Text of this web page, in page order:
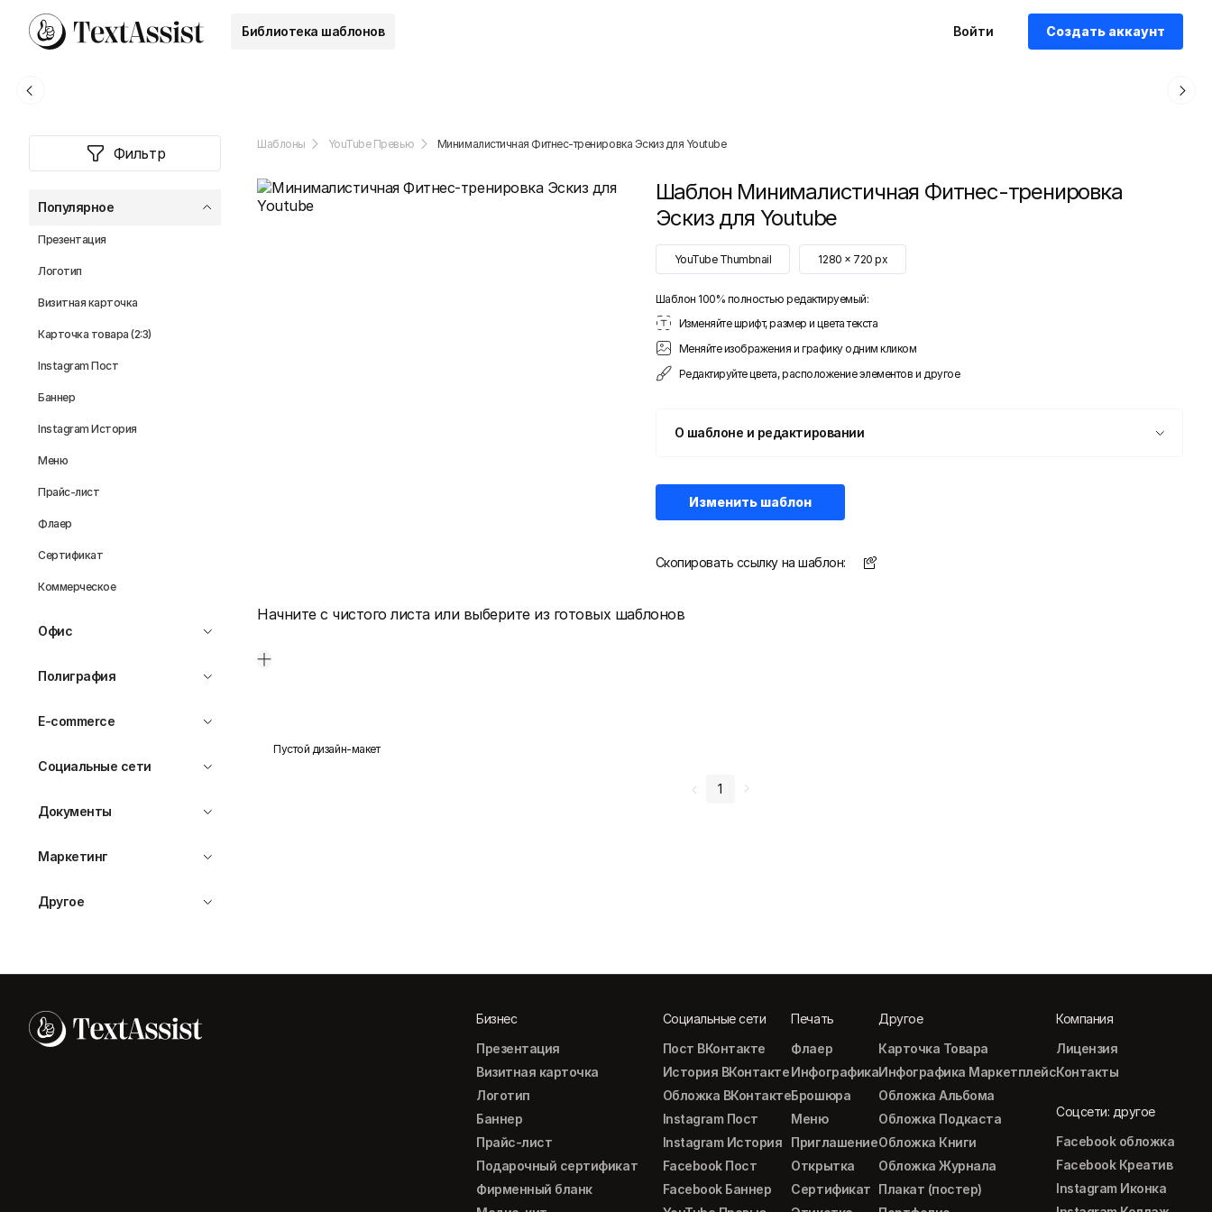
Библиотека шаблонов Войти Создать аккаунт
Фильтр
Популярное
Презентация
Логотип
Визитная карточка
Карточка товара (2:3)
Instagram Пост
Баннер
Instagram История
Меню
Прайс-лист
Флаер
Сертификат
Коммерческое
Офис
Полиграфия
E-commerce
Социальные сети
Документы
Маркетинг
Другое
Шаблоны YouTube Превью Минималистичная Фитнес-тренировка Эскиз для Youtube
Шаблон Минималистичная Фитнес-тренировка
Эскиз для Youtube
YouTube Thumbnail 1280 x 720 px
Шаблон 100% полностью редактируемый:
Изменяйте шрифт, размер и цвета текста
Меняйте изображения и графику одним кликом
Редактируйте цвета, расположение элементов и другое
О шаблоне и редактировании
Изменить шаблон
Скопировать ссылку на шаблон:
Начните с чистого листа или выберите из готовых шаблонов
Пустой дизайн-макет
1
Бизнес
Презентация
Визитная карточка
Логотип
Баннер
Прайс-лист
Подарочный сертификат
Фирменный бланк
Социальные сети
Пост ВКонтакте
История ВКонтакте
Обложка ВКонтакте
Instagram Пост
Instagram История
Facebook Пост
Facebook Баннер
Печать
Флаер
Инфографика
Брошюра
Меню
Приглашение
Открытка
Сертификат
Другое
Карточка Товара
Инфографика Маркетплейс
Обложка Альбома
Обложка Подкаста
Обложка Книги
Обложка Журнала
Плакат (постер)
Компания
Лицензия
Контакты
Соцсети: другое
Facebook обложка
Facebook Креатив
Instagram Иконка